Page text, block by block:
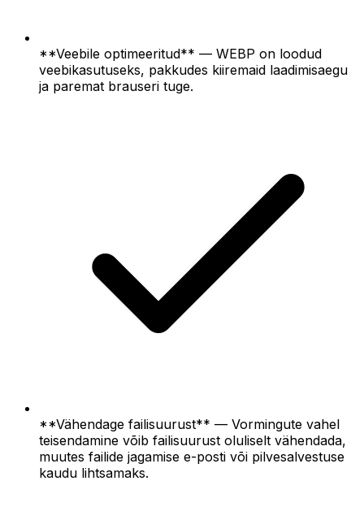
**Veebile optimeeritud** — WEBP on loodud
veebikasutuseks, pakkudes kiiremaid laadimisaegu
ja paremat brauseri tuge.
**Vähendage failisuurust** — Vormingute vahel
teisendamine võib failisuurust oluliselt vähendada,
muutes failide jagamise e-posti või pilvesalvestuse
kaudu lihtsamaks.